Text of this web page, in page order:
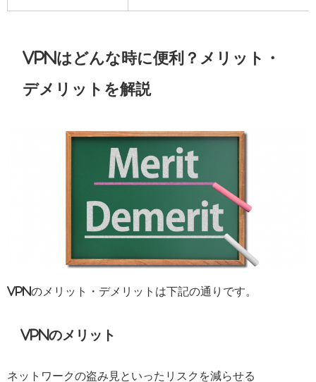
VPNはどんな時に便利？メリット・
デメリットを解説
VPNのメリット・デメリットは下記の通りです。
VPNのメリット
ネットワークの盗み見といったリスクを減らせる